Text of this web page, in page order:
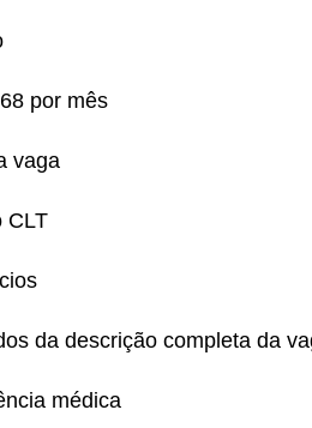
por mês
vaga
CLT
da descrição completa da
médica